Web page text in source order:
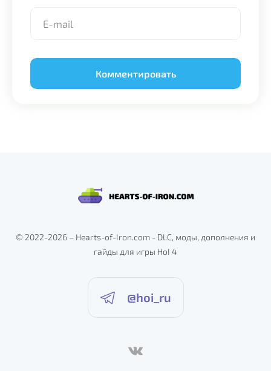
© 2022-2026 – Hearts-of-Iron.com - DLC, моды, дополнения и
гайды для игры HoI 4
@hoi_ru